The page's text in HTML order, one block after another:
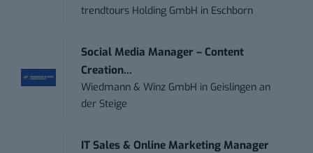
trendtours Holding GmbH in Eschborn
Social Media Manager – Content
Creation...
Wiedmann & Winz GmbH in Geislingen an
der Steige
IT Sales & Online Marketing Manager